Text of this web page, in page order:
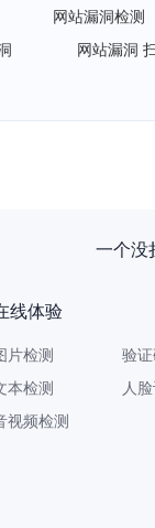
网站漏洞检测
网站漏洞
一个没
线体验
片检测
本检测
视频检测
验
人